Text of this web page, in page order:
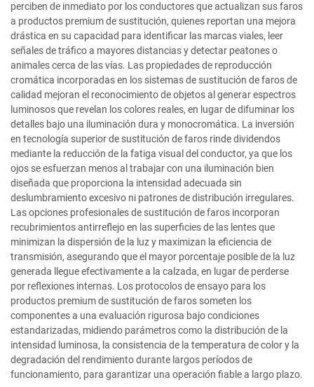
perciben de inmediato por los conductores que actualizan sus faros
a productos premium de sustitución, quienes reportan una mejora
drástica en su capacidad para identificar las marcas viales, leer
señales de tráfico a mayores distancias y detectar peatones o
animales cerca de las vías. Las propiedades de reproducción
cromática incorporadas en los sistemas de sustitución de faros de
calidad mejoran el reconocimiento de objetos al generar espectros
luminosos que revelan los colores reales, en lugar de difuminar los
detalles bajo una iluminación dura y monocromática. La inversión
en tecnología superior de sustitución de faros rinde dividendos
mediante la reducción de la fatiga visual del conductor, ya que los
ojos se esfuerzan menos al trabajar con una iluminación bien
diseñada que proporciona la intensidad adecuada sin
deslumbramiento excesivo ni patrones de distribución irregulares.
Las opciones profesionales de sustitución de faros incorporan
recubrimientos antirreflejo en las superficies de las lentes que
minimizan la dispersión de la luz y maximizan la eficiencia de
transmisión, asegurando que el mayor porcentaje posible de la luz
generada llegue efectivamente a la calzada, en lugar de perderse
por reflexiones internas. Los protocolos de ensayo para los
productos premium de sustitución de faros someten los
componentes a una evaluación rigurosa bajo condiciones
estandarizadas, midiendo parámetros como la distribución de la
intensidad luminosa, la consistencia de la temperatura de color y la
degradación del rendimiento durante largos períodos de
funcionamiento, para garantizar una operación fiable a largo plazo.